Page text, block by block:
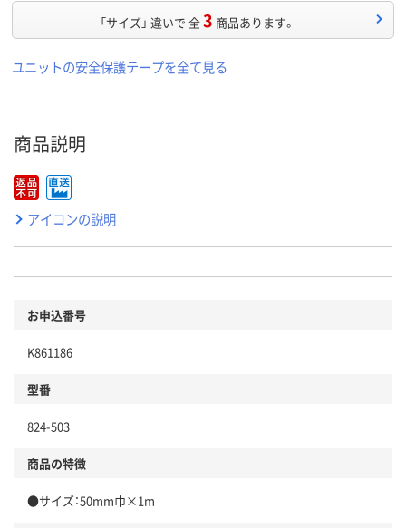
「サイズ」 違いで 全3 商品あります。
ユニットの安全保護テープを全て見る
商品説明
アイコンの説明
お申込番号
K861186
型番
824-503
商品の特徴
●サイズ：50mm巾×1m